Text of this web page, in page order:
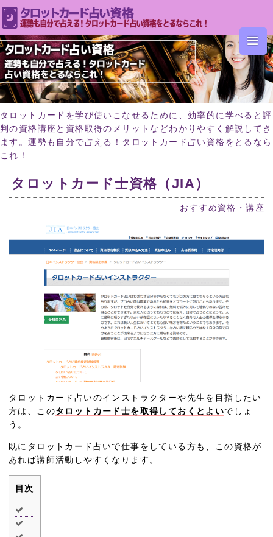
タロットカードを学び使いこなせるために、効率的に学べると評
判の資格講座と資格取得のメリットなどわかりやすく解説してき
ます。運勢も自分で占える！タロットカード占い資格をとるなら
これ！
タロットカード士資格（JIA）
おすすめ資格・講座
タロットカード占いのインストラクターや先生を目指したい
方は、このタロットカード士を取得しておくとよいでしょ
う。
既にタロットカード占いで仕事をしている方も、この資格が
あれば講師活動しやすくなります。
目次